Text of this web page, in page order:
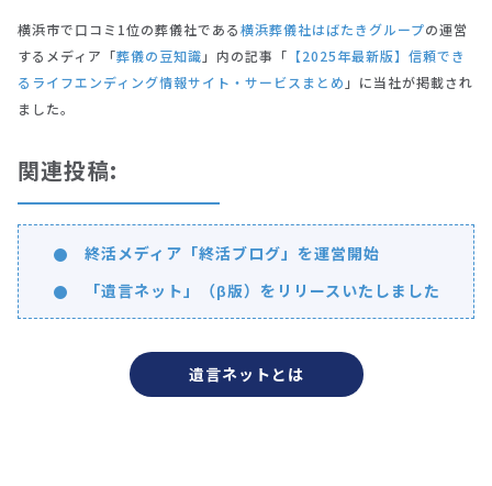
横浜市で口コミ1位の葬儀社である横浜葬儀社はばたきグループの運営
するメディア「葬儀の豆知識 」内の記事「 【2025年最新版】信頼でき
るライフエンディング情報サイト・サービスまとめ 」に当社が掲載され
ました。
関連投稿:
終活メディア「終活ブログ」を運営開始
「遺言ネット」（β版）をリリースいたしました
遺言ネットとは